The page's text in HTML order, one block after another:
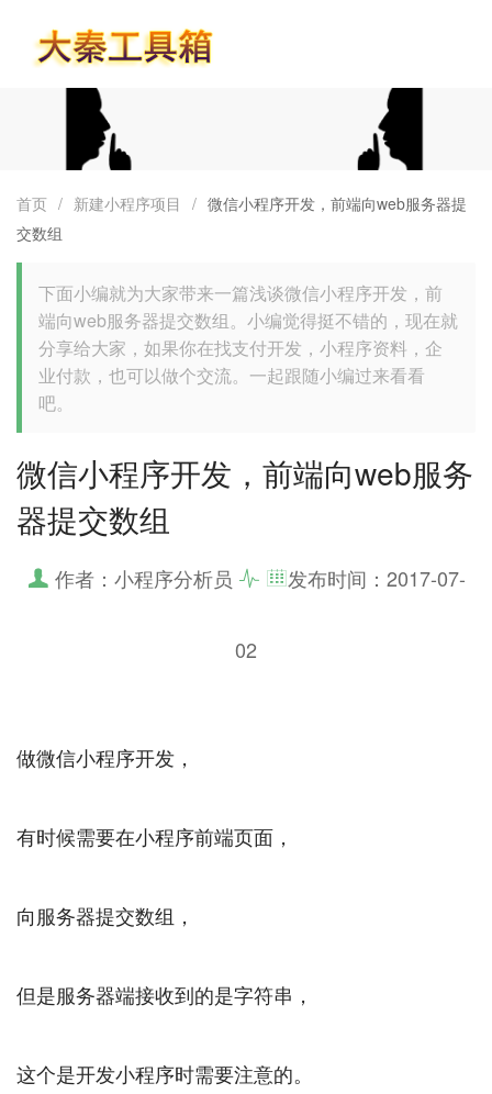
首页 / 新建小程序项目 / 微信小程序开发，前端向web服务器提
交数组
下面小编就为大家带来一篇浅谈微信小程序开发，前
端向web服务器提交数组。小编觉得挺不错的，现在就
分享给大家，如果你在找支付开发，小程序资料，企
业付款，也可以做个交流。一起跟随小编过来看看
吧。
微信小程序开发，前端向web服务
器提交数组
作者：小程序分析员 发布时间： 2017-07-
02
做微信小程序开发，
有时候需要在小程序前端页面，
向服务器提交数组，
但是服务器端接收到的是字符串，
这个是开发小程序时需要注意的。